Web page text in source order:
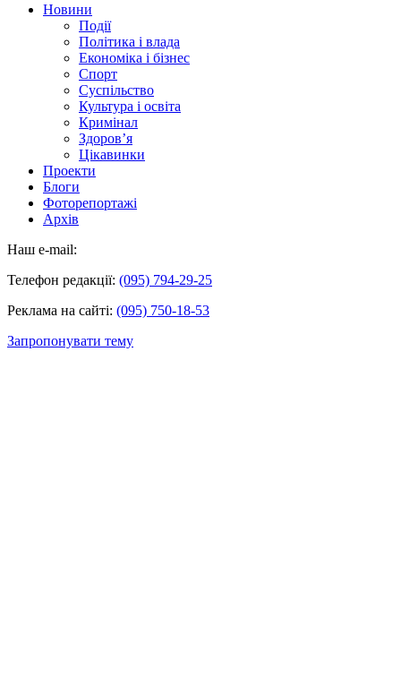
Новини
Події
Політика і влада
Економіка і бізнес
Спорт
Суспільство
Культура і освіта
Кримінал
Здоров’я
Цікавинки
Проекти
Блоги
Фоторепортажі
Архів
Наш e-mail:
Телефон редакції: (095) 794-29-25
Реклама на сайті: (095) 750-18-53
Запропонувати тему